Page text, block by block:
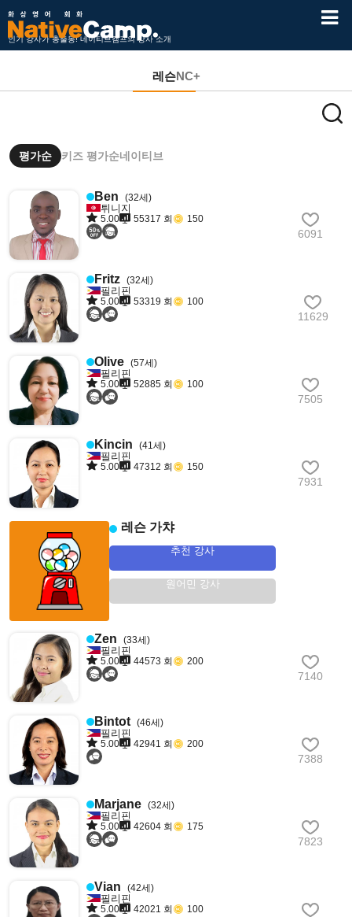
인기 강사가 총출동! 네이티브캠프의 강사 소개
레슨NC+
평가순 키즈 평가순네이티브
Ben (32세)
튀니지
5.00 55317 회 150
6091
Fritz (32세)
필리핀
5.00 53319 회 100
11629
Olive (57세)
필리핀
5.00 52885 회 100
7505
Kincin (41세)
필리핀
5.00 47312 회 150
7931
레슨 가챠
추천 강사
원어민 강사
Zen (33세)
필리핀
5.00 44573 회 200
7140
Bintot (46세)
필리핀
5.00 42941 회 200
7388
Marjane (32세)
필리핀
5.00 42604 회 175
7823
Vian (42세)
필리핀
5.00 42021 회 100